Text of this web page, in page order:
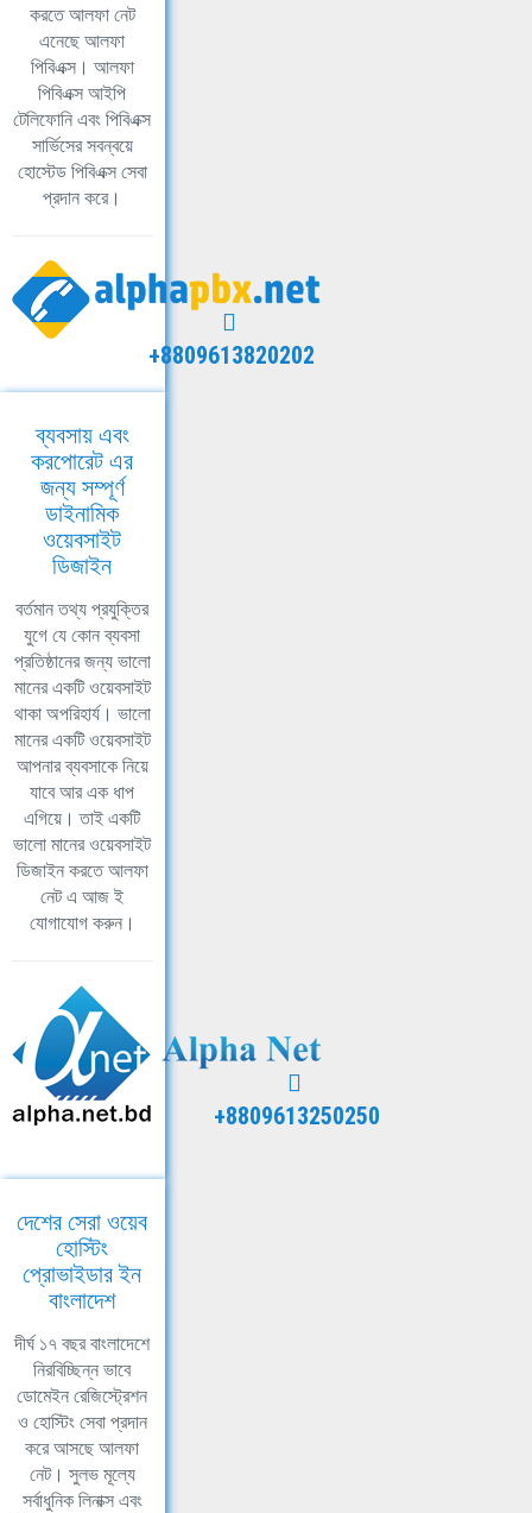
করতে আলফা নেট
এনেছে আলফা
পিবিএক্স। আলফা
পিবিএক্স আইপি
টেলিফোনি এবং পিবিএক্স
সার্ভিসের সবন্বয়ে
হোস্টেড পিবিএক্স সেবা
প্রদান করে।
+8809613820202
ব্যবসায় এবং
করপোরেট এর
জন্য সম্পূর্ণ
ডাইনামিক
ওয়েবসাইট
ডিজাইন
বর্তমান তথ্য প্রযুক্তির
যুগে যে কোন ব্যবসা
প্রতিষ্ঠানের জন্য ভালো
মানের একটি ওয়েবসাইট
থাকা অপরিহার্য। ভালো
মানের একটি ওয়েবসাইট
আপনার ব্যবসাকে নিয়ে
যাবে আর এক ধাপ
এগিয়ে। তাই একটি
ভালো মানের ওয়েবসাইট
ডিজাইন করতে আলফা
নেট এ আজ ই
যোগাযোগ করুন।
+8809613250250
দেশের সেরা ওয়েব
হোস্টিং
প্রোভাইডার ইন
বাংলাদেশ
দীর্ঘ ১৭ বছর বাংলাদেশে
নিরবিচ্ছিন্ন ভাবে
ডোমেইন রেজিস্ট্রেশন
ও হোস্টিং সেবা প্রদান
করে আসছে আলফা
নেট। সুলভ মূল্যে
সর্বাধুনিক লিনাক্স এবং